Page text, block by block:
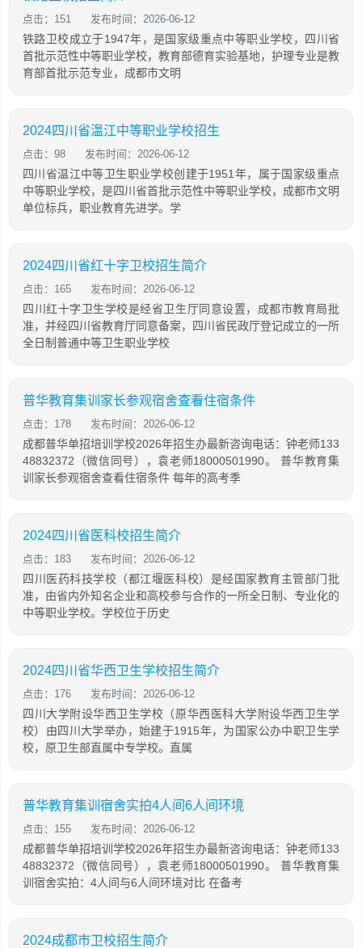
点击：151 发布时间：2026-06-12
铁路卫校成立于1947年，是国家级重点中等职业学校，四川省
首批示范性中等职业学校，教育部德育实验基地，护理专业是教
育部首批示范专业，成都市文明
2024四川省温江中等职业学校招生
点击：98 发布时间：2026-06-12
四川省温江中等卫生职业学校创建于1951年，属于国家级重点
中等职业学校，是四川省首批示范性中等职业学校，成都市文明
单位标兵，职业教育先进学。学
2024四川省红十字卫校招生简介
点击：165 发布时间：2026-06-12
四川红十字卫生学校是经省卫生厅同意设置，成都市教育局批
准，并经四川省教育厅同意备案，四川省民政厅登记成立的一所
全日制普通中等卫生职业学校
普华教育集训家长参观宿舍查看住宿条件
点击：178 发布时间：2026-06-12
成都普华单招培训学校2026年招生办最新咨询电话：钟老师133
48832372（微信同号），袁老师18000501990。 普华教育集
训家长参观宿舍查看住宿条件 每年的高考季
2024四川省医科校招生简介
点击：183 发布时间：2026-06-12
四川医药科技学校（都江堰医科校）是经国家教育主管部门批
准，由省内外知名企业和高校参与合作的一所全日制、专业化的
中等职业学校。学校位于历史
2024四川省华西卫生学校招生简介
点击：176 发布时间：2026-06-12
四川大学附设华西卫生学校（原华西医科大学附设华西卫生学
校）由四川大学举办，始建于1915年，为国家公办中职卫生学
校，原卫生部直属中专学校。直属
普华教育集训宿舍实拍4人间6人间环境
点击：155 发布时间：2026-06-12
成都普华单招培训学校2026年招生办最新咨询电话：钟老师133
48832372（微信同号），袁老师18000501990。 普华教育集
训宿舍实拍：4人间与6人间环境对比 在备考
2024成都市卫校招生简介